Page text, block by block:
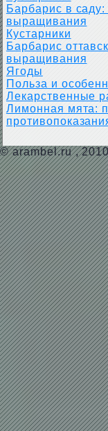
Барбарис в
выращивания
Кустарники
Барбарис
выращивания
Ягоды
Польза и
Лекарственные
Лимонная мята:
© arambel.ru,